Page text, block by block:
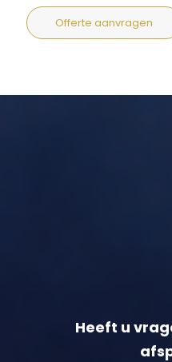
Offerte aanvragen
Heeft u